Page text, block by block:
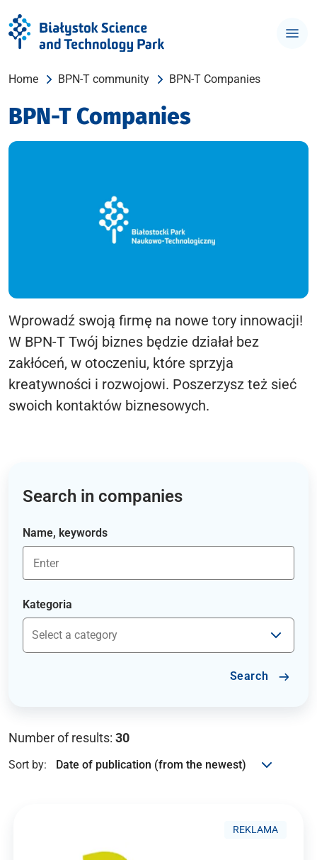
Home BPN-T community BPN-T Companies
BPN-T Companies
Wprowadź swoją firmę na nowe tory innowacji!
W BPN-T Twój biznes będzie działał bez
zakłóceń, w otoczeniu, które sprzyja
kreatywności i rozwojowi. Poszerzysz też sieć
swoich kontaktów biznesowych.
Search in companies
Name, keywords
Kategoria
Search
Number of results: 30
Sort by:
REKLAMA